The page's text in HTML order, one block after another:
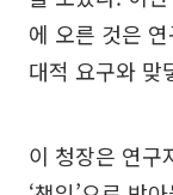
에 오른 것은
대적 요구와 맞
이 청장은 연구